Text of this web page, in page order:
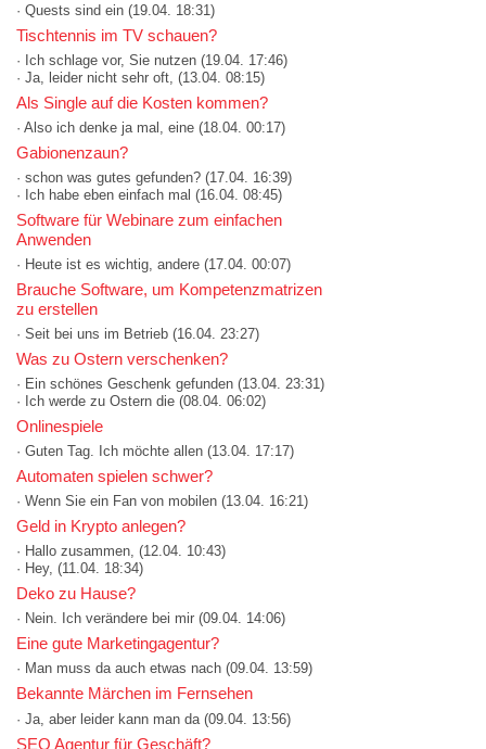
· Quests sind ein (19.04. 18:31)
Tischtennis im TV schauen?
· Ich schlage vor, Sie nutzen (19.04. 17:46)
· Ja, leider nicht sehr oft, (13.04. 08:15)
Als Single auf die Kosten kommen?
· Also ich denke ja mal, eine (18.04. 00:17)
Gabionenzaun?
· schon was gutes gefunden? (17.04. 16:39)
· Ich habe eben einfach mal (16.04. 08:45)
Software für Webinare zum einfachen
Anwenden
· Heute ist es wichtig, andere (17.04. 00:07)
Brauche Software, um Kompetenzmatrizen
zu erstellen
· Seit bei uns im Betrieb (16.04. 23:27)
Was zu Ostern verschenken?
· Ein schönes Geschenk gefunden (13.04. 23:31)
· Ich werde zu Ostern die (08.04. 06:02)
Onlinespiele
· Guten Tag. Ich möchte allen (13.04. 17:17)
Automaten spielen schwer?
· Wenn Sie ein Fan von mobilen (13.04. 16:21)
Geld in Krypto anlegen?
· Hallo zusammen, (12.04. 10:43)
· Hey, (11.04. 18:34)
Deko zu Hause?
· Nein. Ich verändere bei mir (09.04. 14:06)
Eine gute Marketingagentur?
· Man muss da auch etwas nach (09.04. 13:59)
Bekannte Märchen im Fernsehen
· Ja, aber leider kann man da (09.04. 13:56)
SEO Agentur für Geschäft?